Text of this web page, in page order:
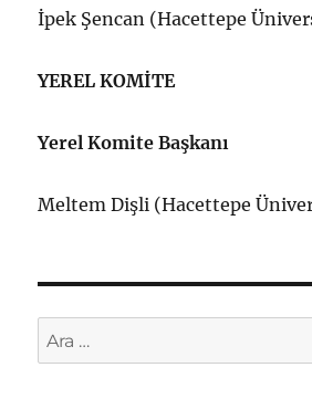
İpek Şencan (Hacettepe
YEREL KOMİTE
Yerel Komite Başkanı
Meltem Dişli (Hacettepe
Ara: